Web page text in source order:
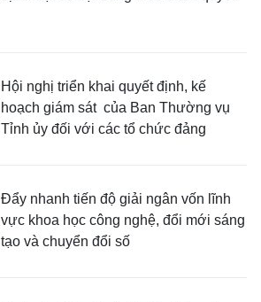
Hội nghị triển khai quyết định, kế
hoạch giám sát của Ban Thường vụ
Tỉnh ủy đối với các tổ chức đảng
Đẩy nhanh tiến độ giải ngân vốn lĩnh
vực khoa học công nghệ, đổi mới sáng
tạo và chuyển đổi số